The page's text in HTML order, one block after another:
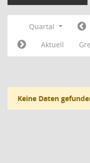
Quartal
Aktuell
Keine Daten